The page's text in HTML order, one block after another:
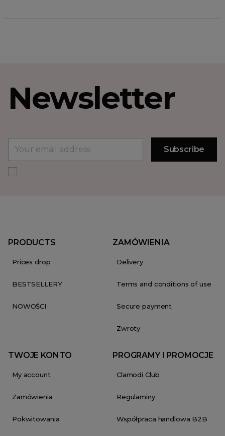
Newsletter
PRODUCTS
Prices drop
BESTSELLERY
NOWOŚCI
ZAMÓWIENIA
Delivery
Terms and conditions of use
Secure payment
Zwroty
TWOJE KONTO
My account
Zamówienia
Pokwitowania
PROGRAMY I PROMOCJE
Clamodi Club
Regulaminy
Współpraca handlowa B2B